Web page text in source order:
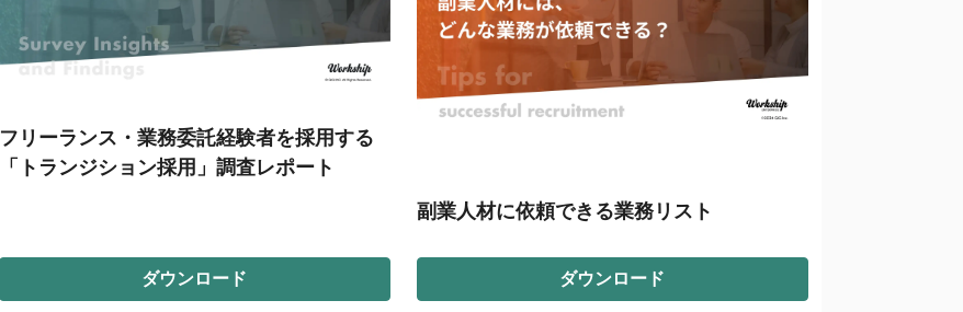
フリーランス・業務委託経験者を採用する
「トランジション採用」調査レポート
ダウンロード
副業人材に依頼できる業務リスト
ダウンロード